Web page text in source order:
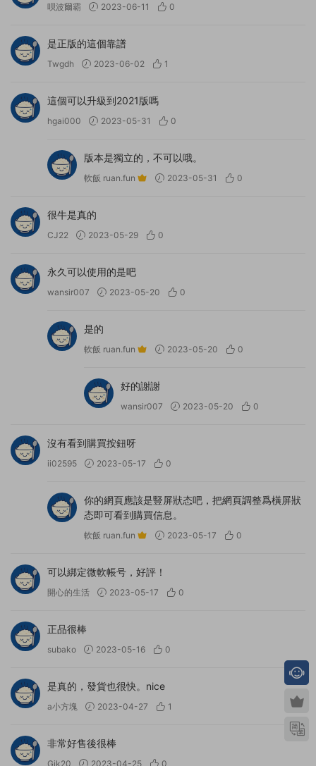
呗波爾霸 2023-06-11 0
是正版的這個靠譜
Twgdh 2023-06-02 1
這個可以升級到2021版嗎
hgai000 2023-05-31 0
版本是獨立的，不可以哦。
軟飯 ruan.fun 2023-05-31 0
很牛是真的
CJ22 2023-05-29 0
永久可以使用的是吧
wansir007 2023-05-20 0
是的
軟飯 ruan.fun 2023-05-20 0
好的謝謝
wansir007 2023-05-20 0
沒有看到購買按鈕呀
ii02595 2023-05-17 0
你的網頁應該是豎屏狀态吧，把網頁調整爲橫屏狀
态即可看到購買信息。
軟飯 ruan.fun 2023-05-17 0
可以綁定微軟帳号，好評！
開心的生活 2023-05-17 0
正品很棒
subako 2023-05-16 0
是真的，發貨也很快。nice
a小方塊 2023-04-27 1
非常好售後很棒
Gik20 2023-04-25 0